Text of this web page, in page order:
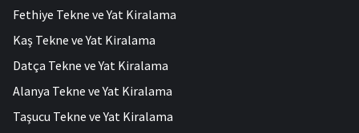
Fethiye Tekne ve Yat Kiralama
Kaş Tekne ve Yat Kiralama
Datça Tekne ve Yat Kiralama
Alanya Tekne ve Yat Kiralama
Taşucu Tekne ve Yat Kiralama